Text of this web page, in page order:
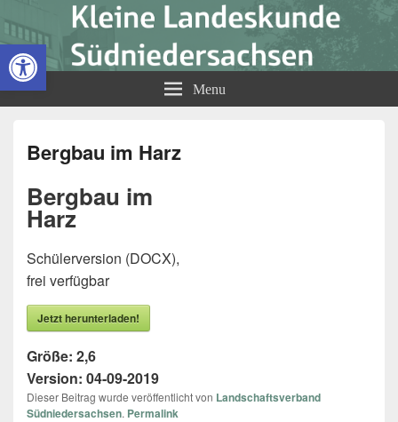
Open toolbar
Kleine Landeskunde
Südniedersachsen
Menu
Bergbau im Harz
Bergbau im
Harz
Schülerversion (DOCX),
frei verfügbar
Jetzt herunterladen!
Größe: 2,6
Version: 04-09-2019
Dieser Beitrag wurde veröffentlicht von Landschaftsverband
Südniedersachsen. Permalink